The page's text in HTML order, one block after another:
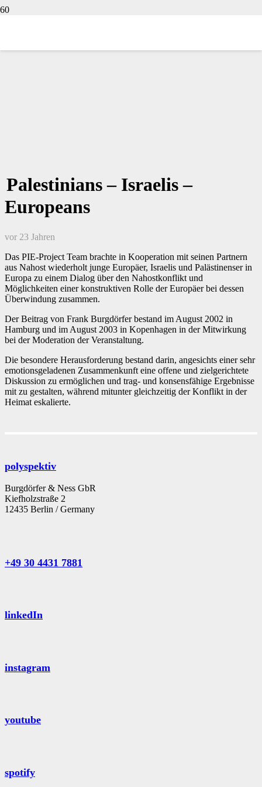
Palestinians – Israelis –
Europeans
vor 23 Jahren
Das PIE-Project Team brachte in Kooperation mit seinen Partnern
aus Nahost wiederholt junge Europäer, Israelis und Palästinenser in
Europa zu einem Dialog über den Nahostkonflikt und
Möglichkeiten einer konstruktiven Rolle der Europäer bei dessen
Überwindung zusammen.
Der Beitrag von Frank Burgdörfer bestand im August 2002 in
Hamburg und im August 2003 in Kopenhagen in der Mitwirkung
bei der Moderation der Veranstaltung.
Die besondere Herausforderung bestand darin, angesichts einer sehr
emotionsgeladenen Zusammenkunft eine offene und zielgerichtete
Diskussion zu ermöglichen und trag- und konsensfähige Ergebnisse
mit zu gestalten, während mitunter gleichzeitig der Konflikt in der
Heimat eskalierte.
polyspektiv
Burgdörfer & Ness GbR
Kiefholzstraße 2
12435 Berlin / Germany
+49 30 4431 7881
linkedIn
instagram
youtube
spotify